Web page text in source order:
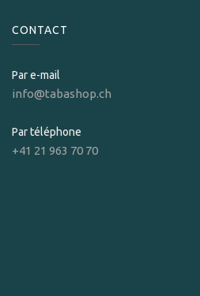
CONTACT
Par e-mail
info@tabashop.ch
Par téléphone
+41 21 963 70 70